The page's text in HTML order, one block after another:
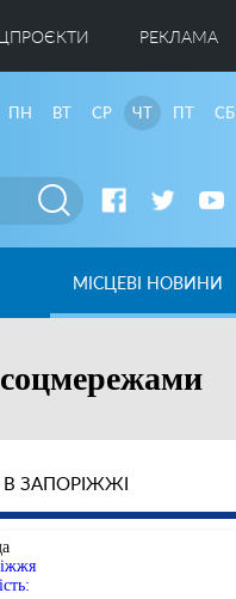
РЕКЛАМА
ПН ВТ СР ЧТ ПТ СБ
МІСЦЕВІ НОВИНИ
соцмережами
ЗАПОРІЖЖІ